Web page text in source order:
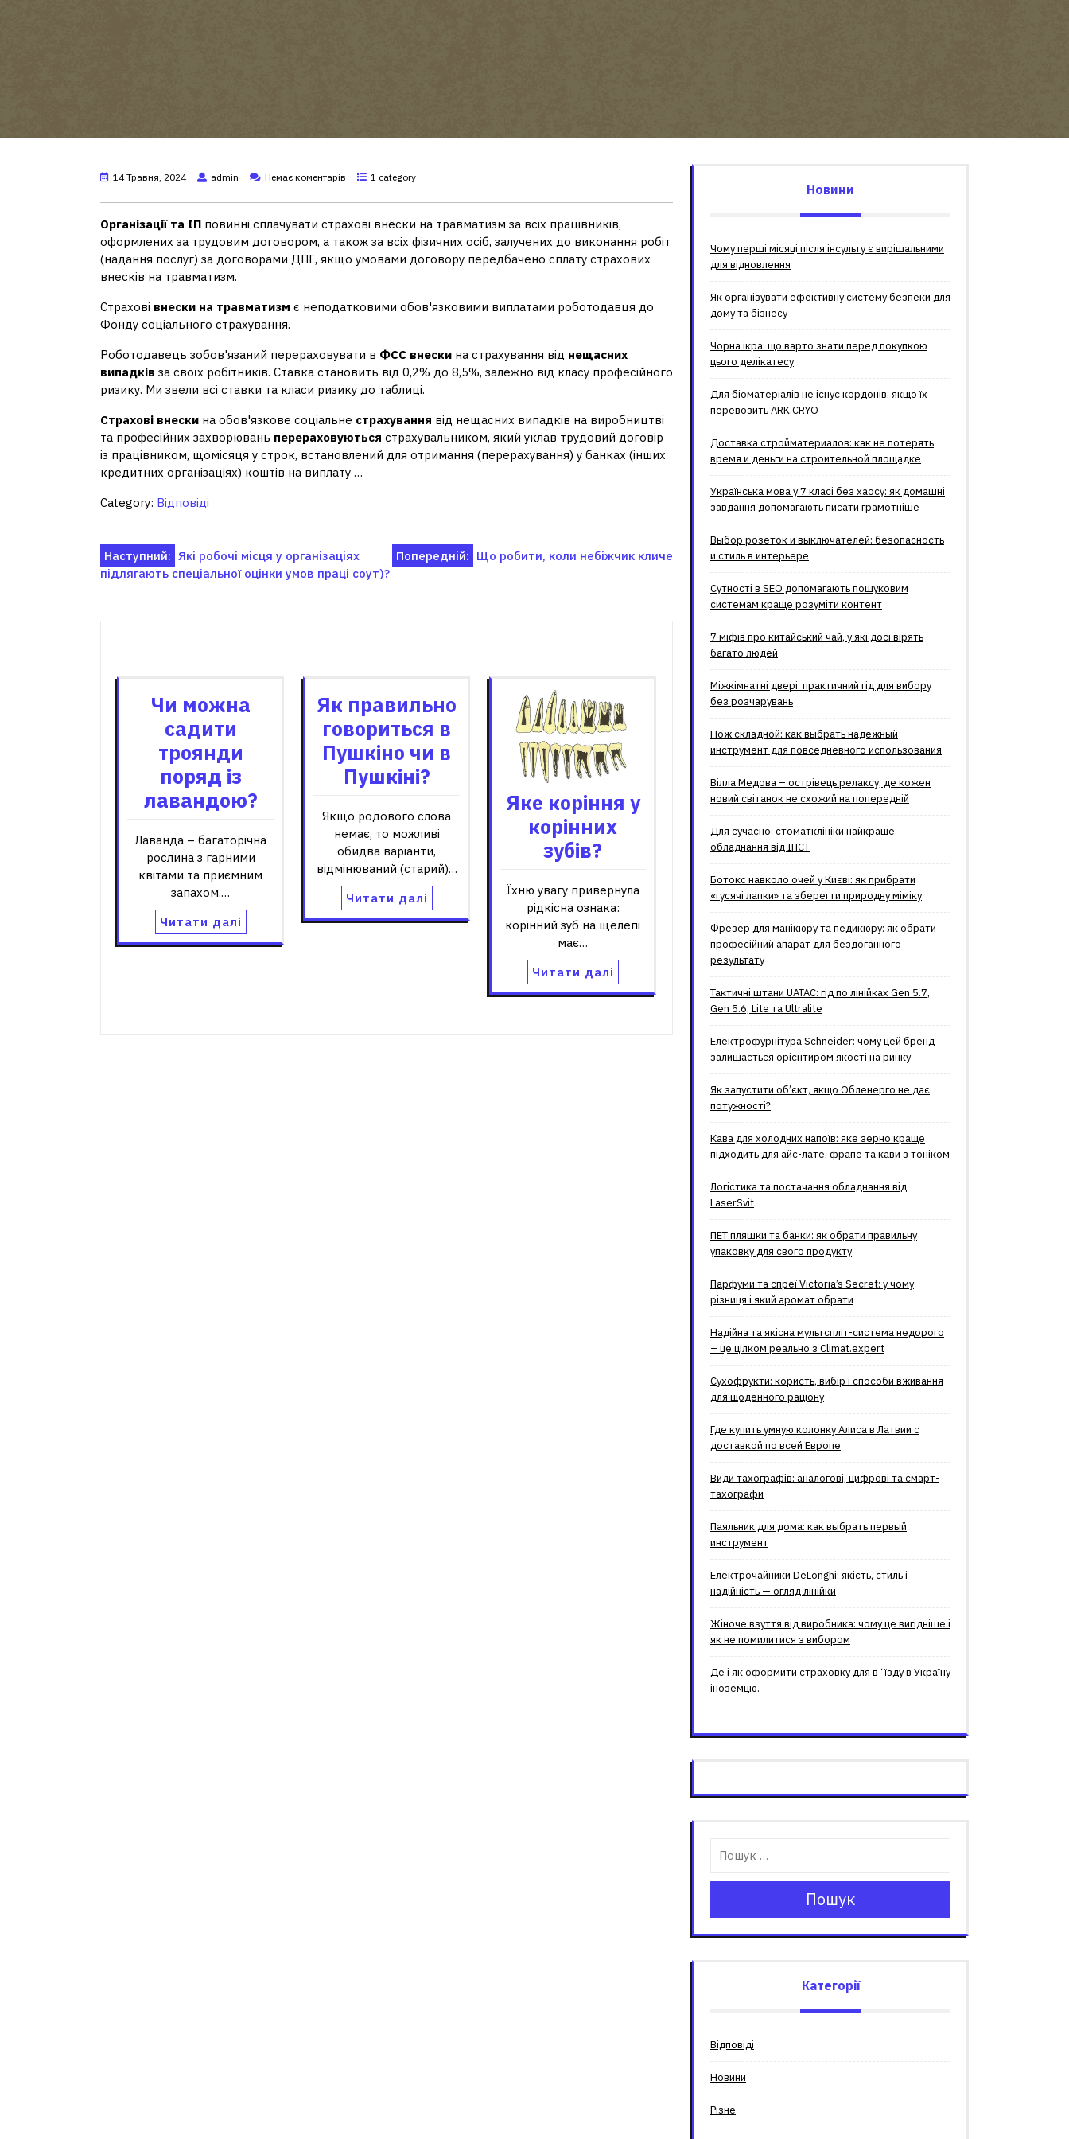
14 Травня, 2024 admin Немає коментарів 1 category
Організації та ІП повинні сплачувати страхові внески на травматизм за всіх працівників,
оформлених за трудовим договором, а також за всіх фізичних осіб, залучених до виконання робіт
(надання послуг) за договорами ДПГ, якщо умовами договору передбачено сплату страхових
внесків на травматизм.
Страхові внески на травматизм є неподатковими обов'язковими виплатами роботодавця до
Фонду соціального страхування.
Роботодавець зобов'язаний перераховувати в ФСС внески на страхування від нещасних
випадків за своїх робітників. Ставка становить від 0,2% до 8,5%, залежно від класу професійного
ризику. Ми звели всі ставки та класи ризику до таблиці.
Страхові внески на обов'язкове соціальне страхування від нещасних випадків на виробництві
та професійних захворювань перераховуються страхувальником, який уклав трудовий договір
із працівником, щомісяця у строк, встановлений для отримання (перерахування) у банках (інших
кредитних організаціях) коштів на виплату …
Category: Відповіді
Навігація
Попередній: Що робити, коли небіжчик кличе
Наступний: Які робочі місця у організаціях
підлягають спеціальної оцінки умов праці соут)?
Чи можна
садити
троянди
поряд із
лавандою?
Лаванда – багаторічна
рослина з гарними
квітами та приємним
запахом.…
Читати далі
Як правильно
говориться в
Пушкіно чи в
Пушкіні?
Якщо родового слова
немає, то можливі
обидва варіанти,
відмінюваний (старий)…
Читати далі
Яке коріння у
корінних
зубів?
Їхню увагу привернула
рідкісна ознака:
корінний зуб на щелепі
має…
Читати далі
Новини
Чому перші місяці після інсульту є вирішальними
для відновлення
Як організувати ефективну систему безпеки для
дому та бізнесу
Чорна ікра: що варто знати перед покупкою
цього делікатесу
Для біоматеріалів не існує кордонів, якщо їх
перевозить ARK.CRYO
Доставка стройматериалов: как не потерять
время и деньги на строительной площадке
Українська мова у 7 класі без хаосу: як домашні
завдання допомагають писати грамотніше
Выбор розеток и выключателей: безопасность
и стиль в интерьере
Сутності в SEO допомагають пошуковим
системам краще розуміти контент
7 міфів про китайський чай, у які досі вірять
багато людей
Міжкімнатні двері: практичний гід для вибору
без розчарувань
Нож складной: как выбрать надёжный
инструмент для повседневного использования
Вілла Медова – острівець релаксу, де кожен
новий світанок не схожий на попередній
Для сучасної стоматклініки найкраще
обладнання від ІПСТ
Ботокс навколо очей у Києві: як прибрати
«гусячі лапки» та зберегти природну міміку
Фрезер для манікюру та педикюру: як обрати
професійний апарат для бездоганного
результату
Тактичні штани UATAC: гід по лінійках Gen 5.7,
Gen 5.6, Lite та Ultralite
Електрофурнітура Schneider: чому цей бренд
залишається орієнтиром якості на ринку
Як запустити об’єкт, якщо Обленерго не дає
потужності?
Кава для холодних напоїв: яке зерно краще
підходить для айс-лате, фрапе та кави з тоніком
Логістика та постачання обладнання від
LaserSvit
ПЕТ пляшки та банки: як обрати правильну
упаковку для свого продукту
Парфуми та спреї Victoria’s Secret: у чому
різниця і який аромат обрати
Надійна та якісна мультспліт-система недорого
– це цілком реально з Climat.еxpert
Сухофрукти: користь, вибір і способи вживання
для щоденного раціону
Где купить умную колонку Алиса в Латвии с
доставкой по всей Европе
Види тахографів: аналогові, цифрові та смарт-
тахографи
Паяльник для дома: как выбрать первый
инструмент
Електрочайники DeLonghi: якість, стиль і
надійність — огляд лінійки
Жіноче взуття від виробника: чому це вигідніше і
як не помилитися з вибором
Де і як оформити страховку для вʼїзду в Україну
іноземцю.
Пошук
Категорії
Відповіді
Новини
Різне